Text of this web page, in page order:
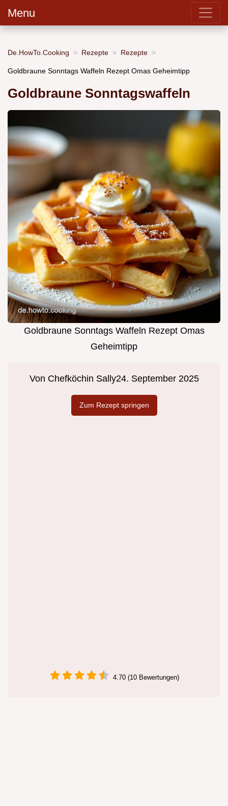
Menu
De.HowTo.Cooking Rezepte Rezepte
Goldbraune Sonntags Waffeln Rezept Omas Geheimtipp
Goldbraune Sonntagswaffeln
Goldbraune Sonntags Waffeln Rezept Omas
Geheimtipp
Von Chefköchin Sally24. September 2025
Zum Rezept springen
4.70 (10 Bewertungen)